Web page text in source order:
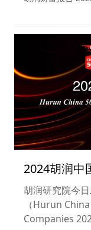
产家庭数量。
中国34个省级
中国财富家庭
2024胡润中
胡润研究院今
（Hurun
Companies